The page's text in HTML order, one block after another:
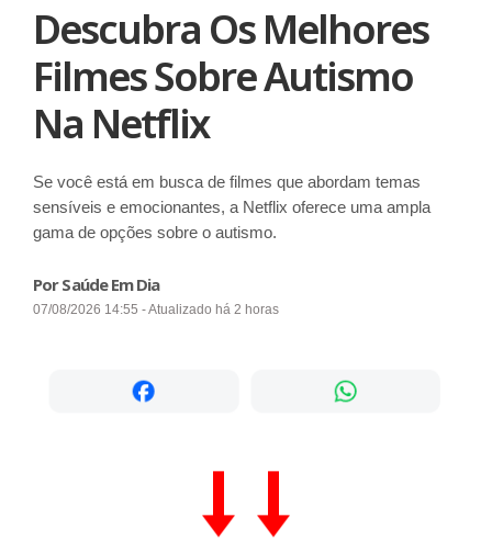
Descubra Os Melhores
Filmes Sobre Autismo
Na Netflix
Se você está em busca de filmes que abordam temas
sensíveis e emocionantes, a Netflix oferece uma ampla
gama de opções sobre o autismo.
Por Saúde Em Dia
07/08/2026 14:55 - Atualizado há 2 horas